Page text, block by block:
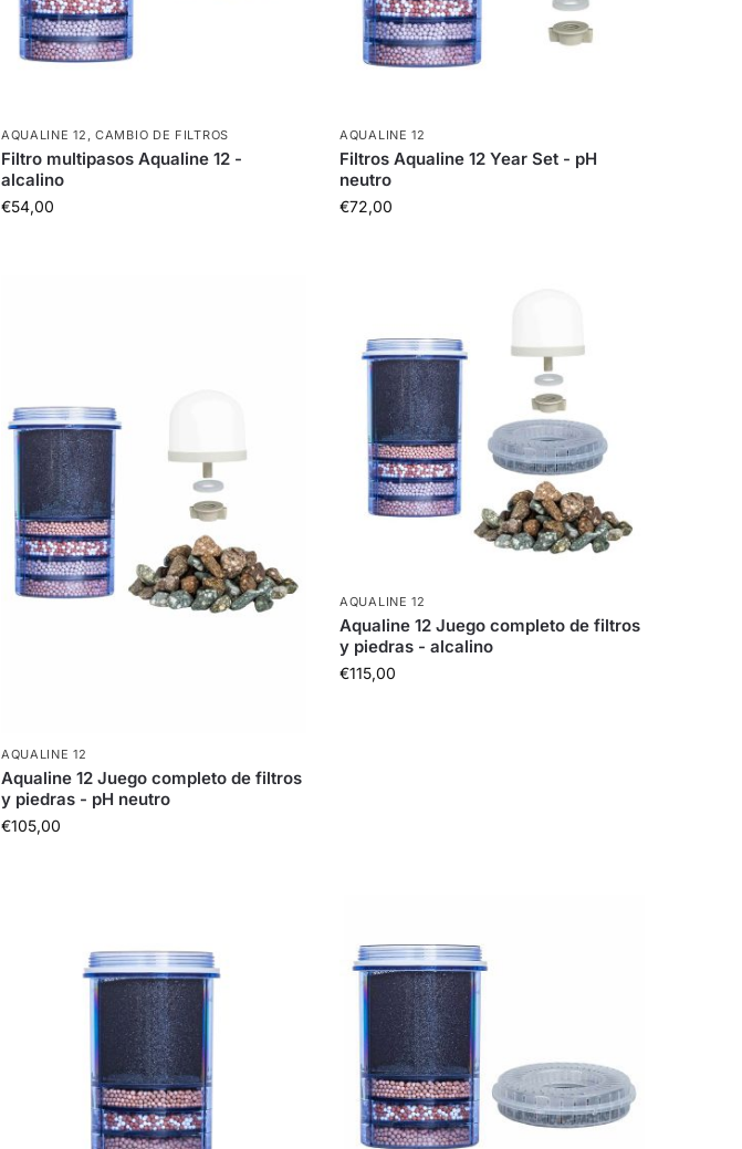
AQUALINE 12 ,CAMBIO DE FILTROS
Filtro multipasos Aqualine 12 -
alcalino
€54,00
AQUALINE 12
Filtros Aqualine 12 Year Set - pH
neutro
€72,00
AQUALINE 12
Aqualine 12 Juego completo de filtros
y piedras - pH neutro
€105,00
AQUALINE 12
Aqualine 12 Juego completo de filtros
y piedras - alcalino
€115,00